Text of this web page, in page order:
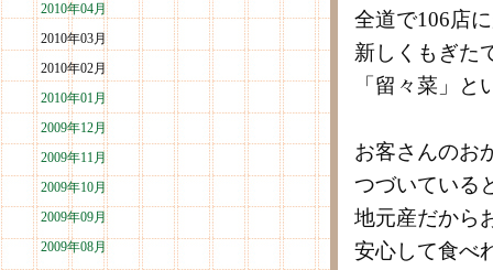
2010年04月
2010年03月
2010年02月
2010年01月
2009年12月
2009年11月
2009年10月
2009年09月
2009年08月
全道で106店
新しくもぎた
「留々菜」
お客さんのお
つづいている
地元産だから
安心して食べ